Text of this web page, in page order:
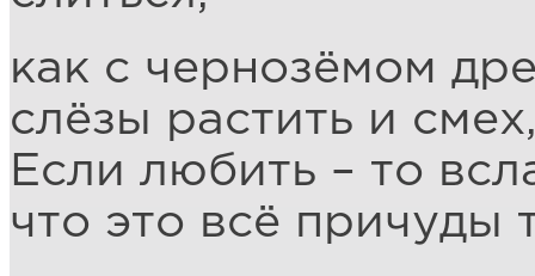
как с чернозёмом
слёзы растить и
Если любить – то
что это всё причуды